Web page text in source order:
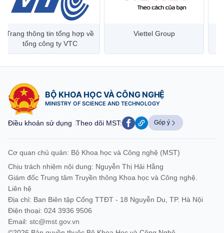
Trang thông tin tổng hợp về
tổng công ty VTC
Viettel Group
BỘ KHOA HỌC VÀ CÔNG NGHỆ
MINISTRY OF SCIENCE AND TECHNOLOGY
Điều khoản sử dụng Theo dõi MST: Góp ý
Cơ quan chủ quản: Bộ Khoa học và Công nghệ (MST)
Chịu trách nhiệm nội dung: Nguyễn Thị Hải Hằng
Giám đốc Trung tâm Truyền thông Khoa học và Công nghệ.
Liên hệ
Địa chỉ: Ban Biên tập Cổng TTĐT - 18 Nguyễn Du, TP. Hà Nội
Điện thoại: 024 3936 9506
Email: stc@mst.gov.vn